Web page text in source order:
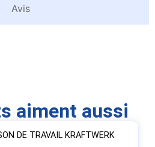
Avis
aiment aussi
DE TRAVAIL KRAFTWERK